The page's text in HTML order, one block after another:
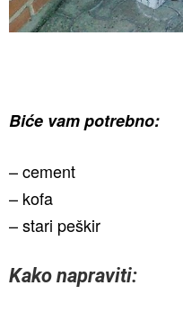
Biće vam potrebno:
– cement
– kofa
– stari peškir
Kako napraviti: